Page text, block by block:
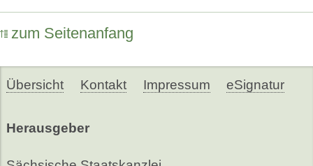
zum Seitenanfang
Übersicht Kontakt Impressum eSignatur
Herausgeber